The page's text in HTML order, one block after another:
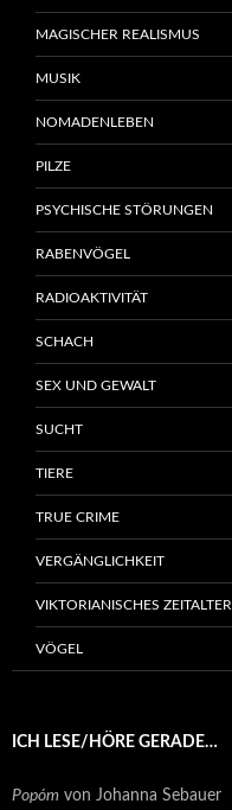
MAGISCHER REALISMUS
MUSIK
NOMADENLEBEN
PILZE
PSYCHISCHE STÖRUNGEN
RABENVÖGEL
RADIOAKTIVITÄT
SCHACH
SEX UND GEWALT
SUCHT
TIERE
TRUE CRIME
VERGÄNGLICHKEIT
VIKTORIANISCHES ZEITALTER
VÖGEL
ICH LESE/HÖRE GERADE…
Popóm von Johanna Sebauer